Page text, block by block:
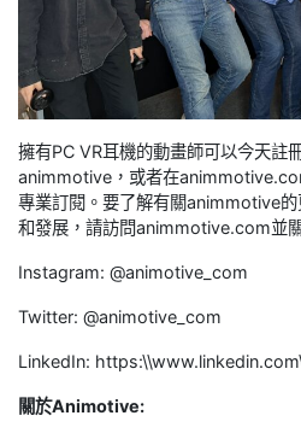
擁有PC VR耳機的動畫師可以今天註
animmotive，或者在
專業訂閱。要了解有關animmotive
和發展，請訪問animmotive.com並
Instagram: @animotive_com
Twitter: @animotive_com
LinkedIn:
關於Animotive: